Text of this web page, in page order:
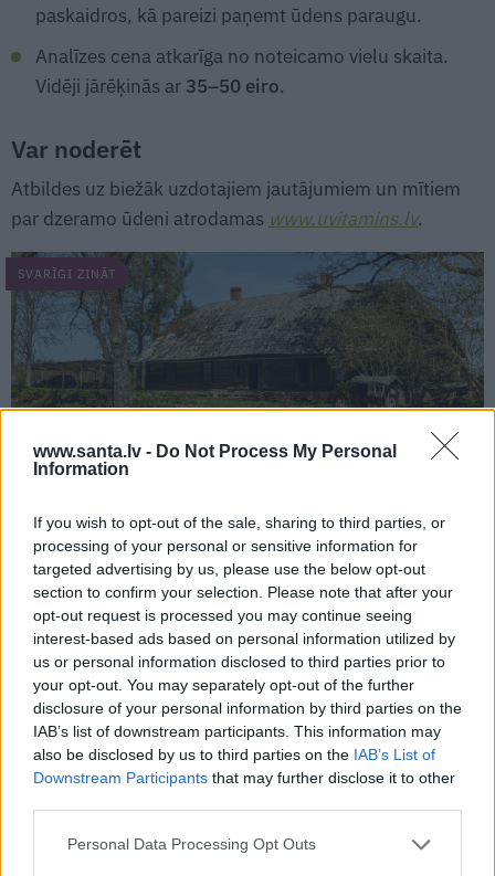
www.santa.lv - Do Not Process My Personal
Information
If you wish to opt-out of the sale, sharing to third parties, or
processing of your personal or sensitive information for
targeted advertising by us, please use the below opt-out
section to confirm your selection. Please note that after your
opt-out request is processed you may continue seeing
interest-based ads based on personal information utilized by
us or personal information disclosed to third parties prior to
your opt-out. You may separately opt-out of the further
disclosure of your personal information by third parties on the
IAB’s list of downstream participants. This information may
also be disclosed by us to third parties on the IAB’s List of
Downstream Participants that may further disclose it to other
Personal Data Processing Opt Outs
paskaidros, kā pareizi paņemt ūdens paraugu.
Analīzes cena atkarīga no noteicamo vielu skaita.
Vidēji jārēķinās ar 35–50 eiro.
Var noderēt
Atbildes uz biežāk uzdotajiem jautājumiem un mītiem
par dzeramo ūdeni atrodamas www.uvitamins.lv.
SVARĪGI ZINĀT
Ko mēs (ne)zinām par dzeramo ūdeni?
AVOTA ŪDENS